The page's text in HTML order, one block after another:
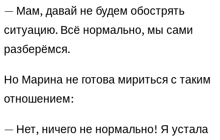
— Мам, давай не будем обострять
ситуацию. Всё нормально, мы сами
разберёмся.
Но Марина не готова мириться с таким
отношением:
— Нет, ничего не нормально! Я устала